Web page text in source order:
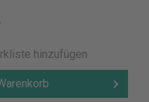
hinzufügen